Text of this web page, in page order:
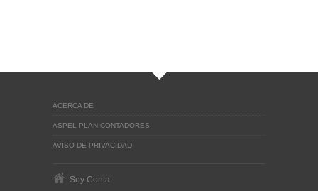
ACERCA DE
ASPEL PLAN CONTADORES
AVISO DE PRIVACIDAD
Soy Conta